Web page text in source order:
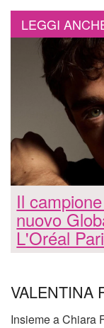
LEGGI
Il
nuovo
L'Oréal
VALENTINA
Insieme a Chiara